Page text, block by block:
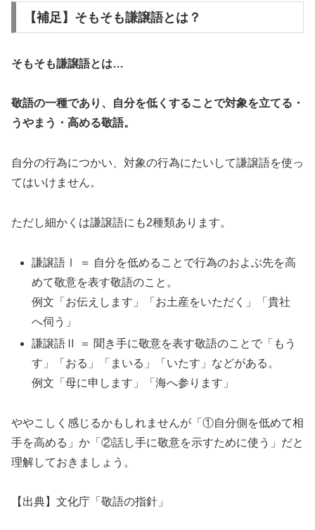
【補足】そもそも謙譲語とは？
そもそも謙譲語とは…
敬語の一種であり、自分を低くすることで対象を立てる・
うやまう・高める敬語。
自分の行為につかい、対象の行為にたいして謙譲語を使っ
てはいけません。
ただし細かくは謙譲語にも2種類あります。
謙譲語Ⅰ ＝ 自分を低めることで行為のおよぶ先を高
めて敬意を表す敬語のこと。
例文「お伝えします」「お土産をいただく」「貴社
へ伺う」
謙譲語Ⅱ ＝ 聞き手に敬意を表す敬語のことで「もう
す」「おる」「まいる」「いたす」などがある。
例文「母に申します」「海へ参ります」
ややこしく感じるかもしれませんが「①自分側を低めて相
手を高める」か「②話し手に敬意を示すために使う」だと
理解しておきましょう。
【出典】文化庁「敬語の指針」